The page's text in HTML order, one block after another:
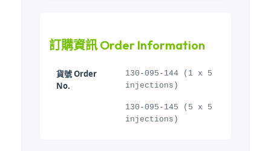
訂購資訊 Order Information
貨號 Order
No.
130-095-144 (1 x 5
injections)
130-095-145 (5 x 5
injections)